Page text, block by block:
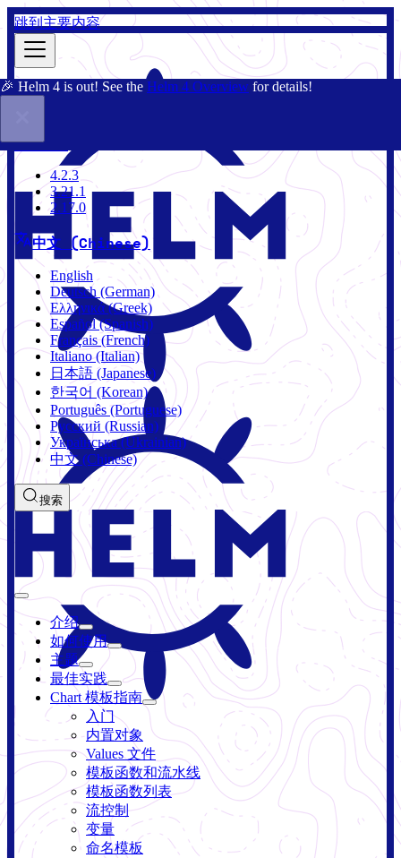
跳到主要内容
🎉 Helm 4 is out! See the Helm 4 Overview for details!
3.21.1
4.2.3
3.21.1
2.17.0
中文 (Chinese)
English
Deutsch (German)
Ελληνικά (Greek)
Español (Spanish)
Français (French)
Italiano (Italian)
日本語 (Japanese)
한국어 (Korean)
Português (Portuguese)
Русский (Russian)
Українська (Ukrainian)
中文 (Chinese)
搜索
介绍
如何使用
主题
最佳实践
Chart 模板指南
入门
内置对象
Values 文件
模板函数和流水线
模板函数列表
流控制
变量
命名模板